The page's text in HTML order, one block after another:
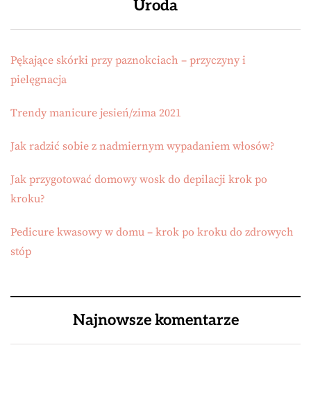
Uroda
Pękające skórki przy paznokciach – przyczyny i
pielęgnacja
Trendy manicure jesień/zima 2021
Jak radzić sobie z nadmiernym wypadaniem włosów?
Jak przygotować domowy wosk do depilacji krok po
kroku?
Pedicure kwasowy w domu – krok po kroku do zdrowych
stóp
Najnowsze komentarze